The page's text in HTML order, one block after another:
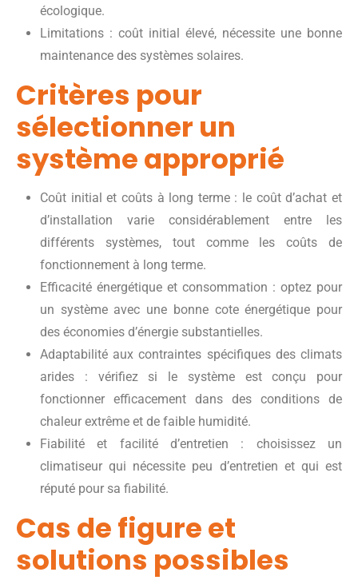
écologique.
Limitations : coût initial élevé, nécessite une bonne
maintenance des systèmes solaires.
Critères pour
sélectionner un
système approprié
Coût initial et coûts à long terme : le coût d’achat et
d’installation varie considérablement entre les
différents systèmes, tout comme les coûts de
fonctionnement à long terme.
Efficacité énergétique et consommation : optez pour
un système avec une bonne cote énergétique pour
des économies d’énergie substantielles.
Adaptabilité aux contraintes spécifiques des climats
arides : vérifiez si le système est conçu pour
fonctionner efficacement dans des conditions de
chaleur extrême et de faible humidité.
Fiabilité et facilité d’entretien : choisissez un
climatiseur qui nécessite peu d’entretien et qui est
réputé pour sa fiabilité.
Cas de figure et
solutions possibles